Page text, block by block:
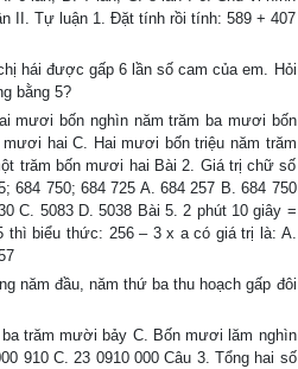
II. Tự luận 1. Đặt tính rồi tính: 589 + 407
hái được gấp 6 lần số cam của em. Hỏi
bằng 5?
mươi bốn nghìn năm trăm ba mươi bốn
hai C. Hai mươi bốn triệu năm trăm
trăm bốn mươi hai Bài 2. Giá trị chữ số
684 750; 684 725 A. 684 257 B. 684 750
C. 5083 D. 5038 Bài 5. 2 phút 10 giây =
thì biểu thức: 256 – 3 x a có giá trị là: A.
năm đầu, năm thứ ba thu hoạch gấp đôi
trăm mười bảy C. Bốn mươi lăm nghìn
910 C. 23 0910 000 Câu 3. Tổng hai số